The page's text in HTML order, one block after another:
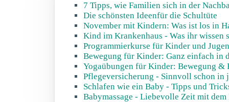
7 Tipps, wie Familien sich in der
Die schönsten Ideenfür die Schultüte
November mit Kindern: Was ist los in
Kind im Krankenhaus - Was ihr wissen
Programmierkurse für Kinder und
Bewegung für Kinder: Ganz einfach in
Yogaübungen für Kinder: Bewegung &
Pflegeversicherung - Sinnvoll schon in
Schlafen wie ein Baby - Tipps und
Babymassage - Liebevolle Zeit mit dem